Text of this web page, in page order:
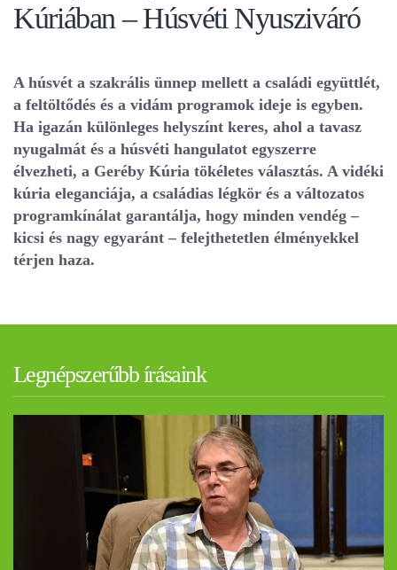
Kúriában – Húsvéti Nyusziváró
A húsvét a szakrális ünnep mellett a családi együttlét,
a feltöltődés és a vidám programok ideje is egyben.
Ha igazán különleges helyszínt keres, ahol a tavasz
nyugalmát és a húsvéti hangulatot egyszerre
élvezheti, a Geréby Kúria tökéletes választás. A vidéki
kúria eleganciája, a családias légkör és a változatos
programkínálat garantálja, hogy minden vendég –
kicsi és nagy egyaránt – felejthetetlen élményekkel
térjen haza.
Legnépszerűbb írásaink